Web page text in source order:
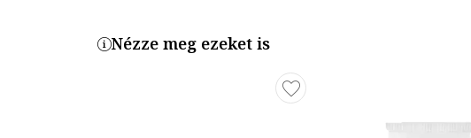
Nézze meg ezeket is